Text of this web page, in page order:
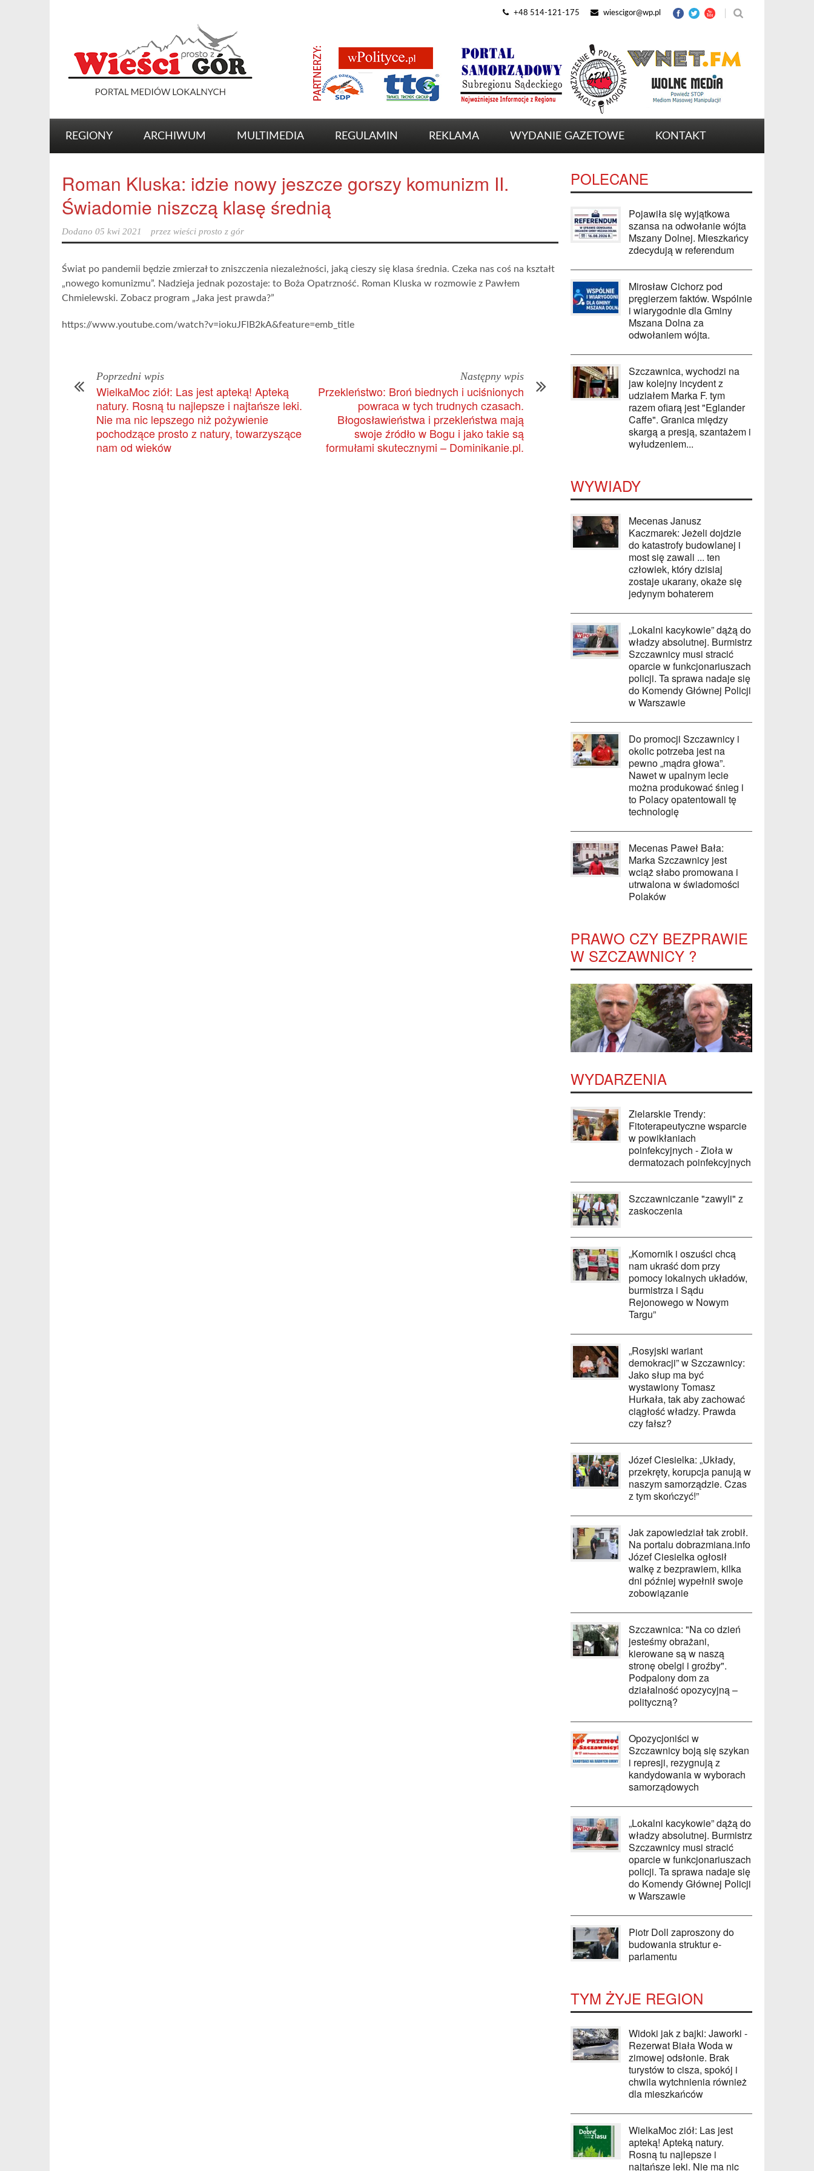
+48 514-121-175 wiescigor@wp.pl
REGIONY ARCHIWUM MULTIMEDIA REGULAMIN REKLAMA WYDANIE GAZETOWE KONTAKT
Roman Kluska: idzie nowy jeszcze gorszy komunizm II.
Świadomie niszczą klasę średnią
Dodano 05 kwi 2021 przez wieści prosto z gór
Świat po pandemii będzie zmierzał to zniszczenia niezależności, jaką cieszy się klasa średnia. Czeka nas coś na kształt
„nowego komunizmu”. Nadzieja jednak pozostaje: to Boża Opatrzność. Roman Kluska w rozmowie z Pawłem
Chmielewski. Zobacz program „Jaka jest prawda?”
https://www.youtube.com/watch?v=iokuJFlB2kA&feature=emb_title
Poprzedni wpis
WielkaMoc ziół: Las jest apteką! Apteką
natury. Rosną tu najlepsze i najtańsze leki.
Nie ma nic lepszego niż pożywienie
pochodzące prosto z natury, towarzyszące
nam od wieków
Następny wpis
Przekleństwo: Broń biednych i uciśnionych
powraca w tych trudnych czasach.
Błogosławieństwa i przekleństwa mają
swoje źródło w Bogu i jako takie są
formułami skutecznymi – Dominikanie.pl.
POLECANE
Pojawiła się wyjątkowa
szansa na odwołanie wójta
Mszany Dolnej. Mieszkańcy
zdecydują w referendum
Mirosław Cichorz pod
pręgierzem faktów. Wspólnie
i wiarygodnie dla Gminy
Mszana Dolna za
odwołaniem wójta.
Szczawnica, wychodzi na
jaw kolejny incydent z
udziałem Marka F. tym
razem ofiarą jest "Eglander
Caffe". Granica między
skargą a presją, szantażem i
wyłudzeniem...
WYWIADY
Mecenas Janusz
Kaczmarek: Jeżeli dojdzie
do katastrofy budowlanej i
most się zawali ... ten
człowiek, który dzisiaj
zostaje ukarany, okaże się
jedynym bohaterem
„Lokalni kacykowie” dążą do
władzy absolutnej. Burmistrz
Szczawnicy musi stracić
oparcie w funkcjonariuszach
policji. Ta sprawa nadaje się
do Komendy Głównej Policji
w Warszawie
Do promocji Szczawnicy i
okolic potrzeba jest na
pewno „mądra głowa”.
Nawet w upalnym lecie
można produkować śnieg i
to Polacy opatentowali tę
technologię
Mecenas Paweł Bała:
Marka Szczawnicy jest
wciąż słabo promowana i
utrwalona w świadomości
Polaków
PRAWO CZY BEZPRAWIE
W SZCZAWNICY ?
WYDARZENIA
Zielarskie Trendy:
Fitoterapeutyczne wsparcie
w powikłaniach
poinfekcyjnych - Zioła w
dermatozach poinfekcyjnych
Szczawniczanie "zawyli" z
zaskoczenia
„Komornik i oszuści chcą
nam ukraść dom przy
pomocy lokalnych układów,
burmistrza i Sądu
Rejonowego w Nowym
Targu”
„Rosyjski wariant
demokracji” w Szczawnicy:
Jako słup ma być
wystawiony Tomasz
Hurkała, tak aby zachować
ciągłość władzy. Prawda
czy fałsz?
Józef Ciesielka: „Układy,
przekręty, korupcja panują w
naszym samorządzie. Czas
z tym skończyć!”
Jak zapowiedział tak zrobił.
Na portalu dobrazmiana.info
Józef Ciesielka ogłosił
walkę z bezprawiem, kilka
dni później wypełnił swoje
zobowiązanie
Szczawnica: "Na co dzień
jesteśmy obrażani,
kierowane są w naszą
stronę obelgi i groźby".
Podpalony dom za
działalność opozycyjną –
polityczną?
Opozycjoniści w
Szczawnicy boją się szykan
i represji, rezygnują z
kandydowania w wyborach
samorządowych
„Lokalni kacykowie” dążą do
władzy absolutnej. Burmistrz
Szczawnicy musi stracić
oparcie w funkcjonariuszach
policji. Ta sprawa nadaje się
do Komendy Głównej Policji
w Warszawie
Piotr Doll zaproszony do
budowania struktur e-
parlamentu
TYM ŻYJE REGION
Widoki jak z bajki: Jaworki -
Rezerwat Biała Woda w
zimowej odsłonie. Brak
turystów to cisza, spokój i
chwila wytchnienia również
dla mieszkańców
WielkaMoc ziół: Las jest
apteką! Apteką natury.
Rosną tu najlepsze i
najtańsze leki. Nie ma nic